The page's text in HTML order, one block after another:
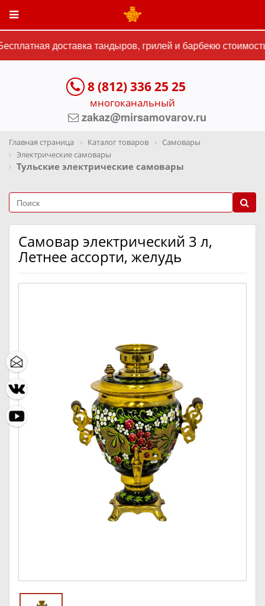
доставка тандыров, грилей и барбекю
8 (812) 336 25 25
многоканальный
zakaz@mirsamovarov.ru
Главная страница Каталог товаров
Самовары
Электрические самовары
Тульские электрические самовары
Самовар электрический 3 л,
Летнее ассорти, желудь